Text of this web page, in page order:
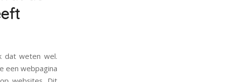
dat weten wel.
een webpagina